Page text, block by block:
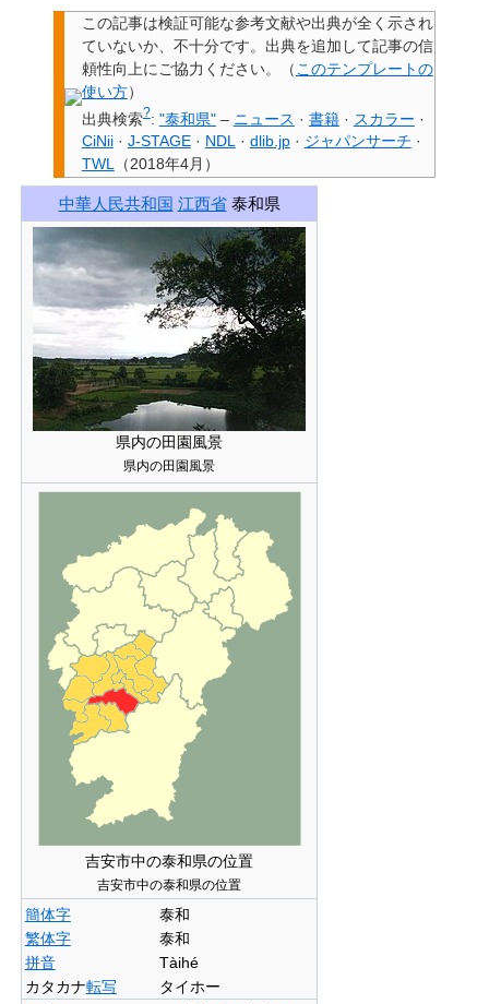
この記事は検証可能な参考文献や出典が全く示され
ていないか、不十分です。 出典を追加して記事の信
頼性向上にご協力ください。
（ このテンプレートの
使い方）
出典検索?: "泰和県"– ニュース · 書籍 · スカラー ·
CiNii · J-STAGE · NDL · dlib.jp · ジャパンサーチ ·
TWL（2018年4月 ）
中華人民共和国 江西省 泰和県
県内の田園風景
県内の田園風景
吉安市中の泰和県の位置
吉安市中の泰和県の位置
簡体字
泰和
繁体字
泰和
拼音
Tàihé
カタカナ転写
タイホー